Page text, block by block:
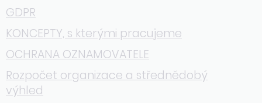
GDPR
KONCEPTY, s kterými pracujeme
OCHRANA OZNAMOVATELE
Rozpočet organizace a střednědobý
výhled